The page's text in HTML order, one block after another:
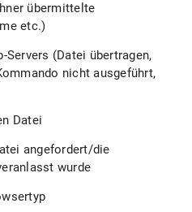
übermittelte
etc.)
(Datei übertragen,
nicht ausgeführt,
Datei
angefordert/die
wurde